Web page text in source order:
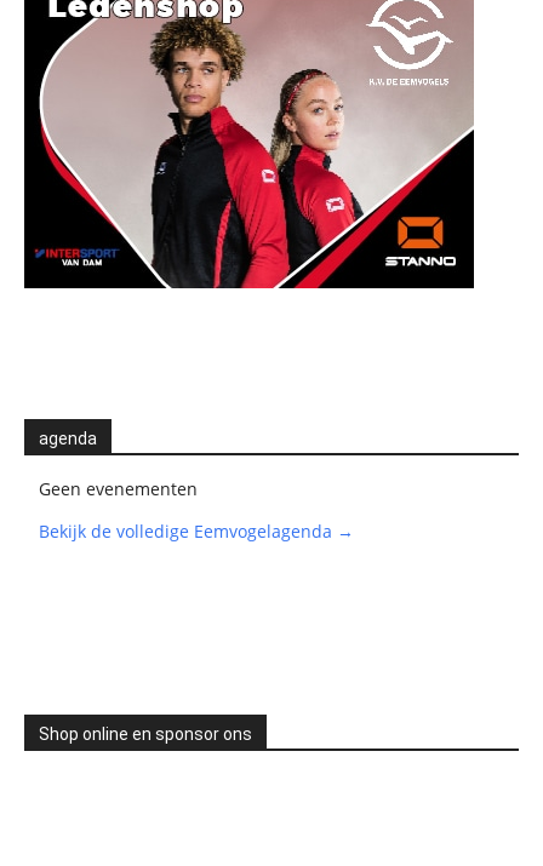
agenda
Geen evenementen
Bekijk de volledige Eemvogelagenda →
Shop online en sponsor ons